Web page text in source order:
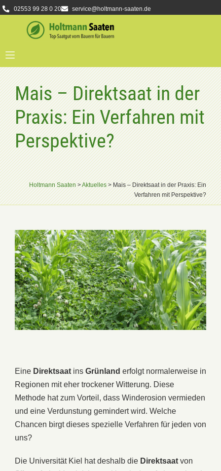
02553 99 28 0 20 service@holtmann-saaten.de
Mais – Direktsaat in der
Praxis: Ein Verfahren mit
Perspektive?
Holtmann Saaten>Aktuelles>Mais – Direktsaat in der Praxis: Ein
Verfahren mit Perspektive?
Eine Direktsaat ins Grünland erfolgt normalerweise in
Regionen mit eher trockener Witterung. Diese
Methode hat zum Vorteil, dass Winderosion vermieden
und eine Verdunstung gemindert wird. Welche
Chancen birgt dieses spezielle Verfahren für jeden von
uns?
Die Universität Kiel hat deshalb die Direktsaat von